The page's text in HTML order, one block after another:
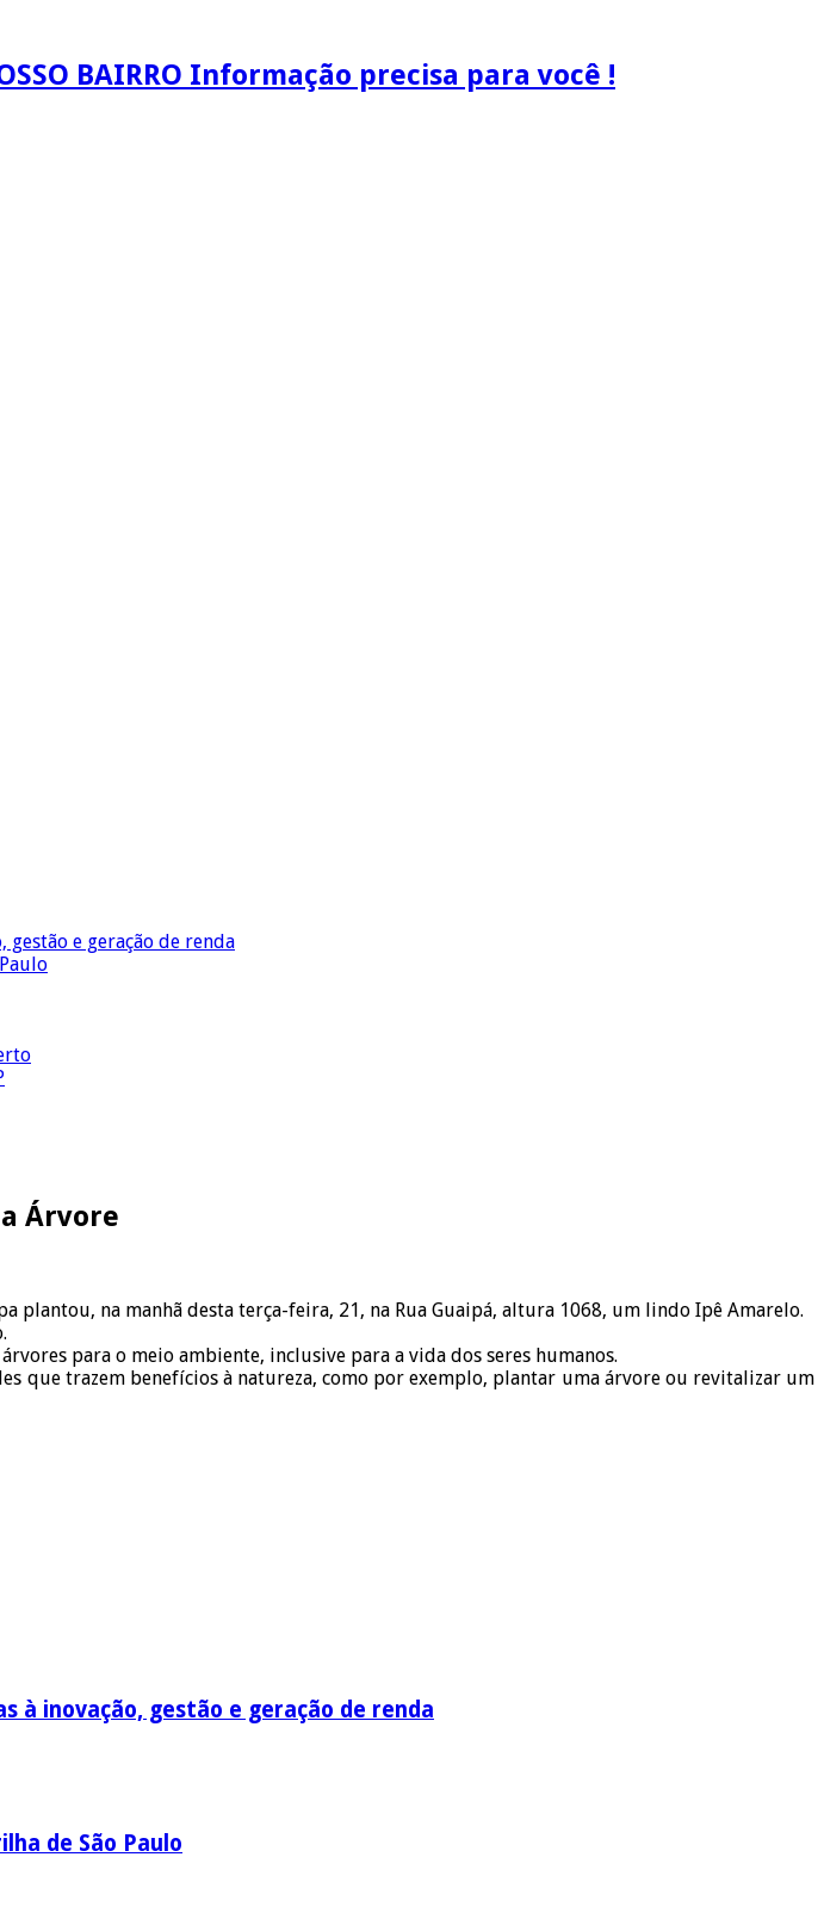
BAIRRO Informação precisa para você !
e geração de renda
Árvore
plantou, na manhã desta terça-feira, 21, na Rua Guaipá, altura 1068, um lindo Ipê Amarelo.
para o meio ambiente, inclusive para a vida dos seres humanos.
que trazem benefícios à natureza, como por exemplo, plantar uma árvore ou revitalizar um
à inovação, gestão e geração de renda
de São Paulo